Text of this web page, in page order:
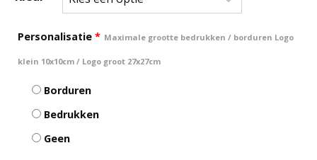
Personalisatie * Maximale grootte bedrukken / borduren Logo
klein 10x10cm / Logo groot 27x27cm
Borduren
Bedrukken
Geen